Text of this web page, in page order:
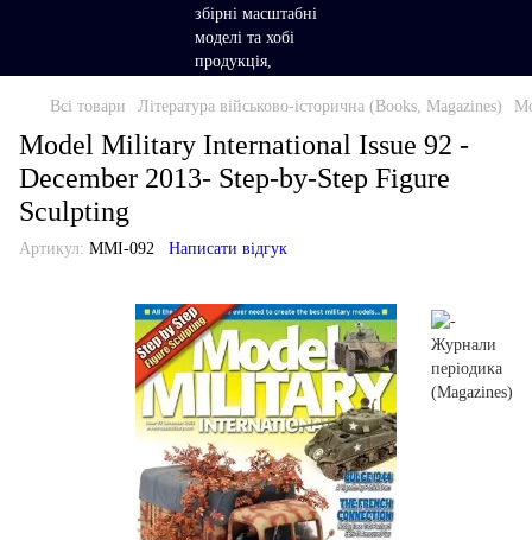
Всі товари Література військово-історична (Books, Magazines)
Model Military International Issue 92 -
December 2013- Step-by-Step Figure
Sculpting
Артикул: MMI-092 Написати відгук